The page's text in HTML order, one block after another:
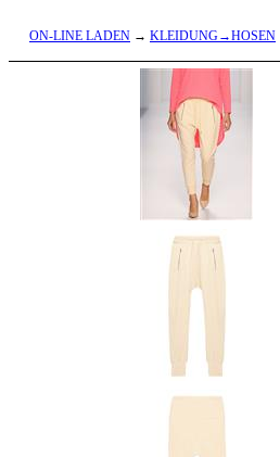
ON-LINE LADEN → KLEIDUNG→HOSEN